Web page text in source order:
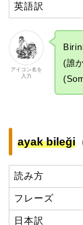
英語訳
アイコン名を
入力
(誰
ayak bileği
読み方
フレーズ
日本訳